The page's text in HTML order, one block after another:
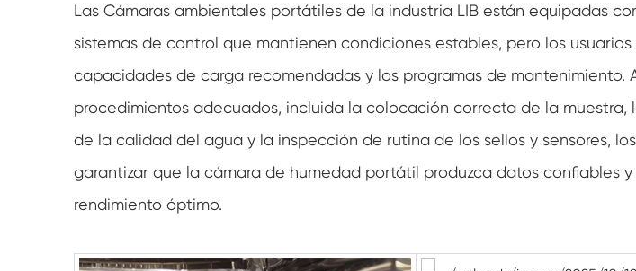
Cámara de clima frío
Cámara de pruebas de
fotovoltaica
Cámara de
Caminar en cámara de
Las Cámaras ambientales portátiles de la industria LIB están equipadas
sistemas de control que mantienen condiciones estables, pero los
capacidades de carga recomendadas y los programas de mantenimiento.
procedimientos adecuados, incluida la colocación correcta de la muestra,
de la calidad del agua y la inspección de rutina de los sellos y sensores,
garantizar que la cámara de humedad portátil produzca datos confiables
rendimiento óptimo.